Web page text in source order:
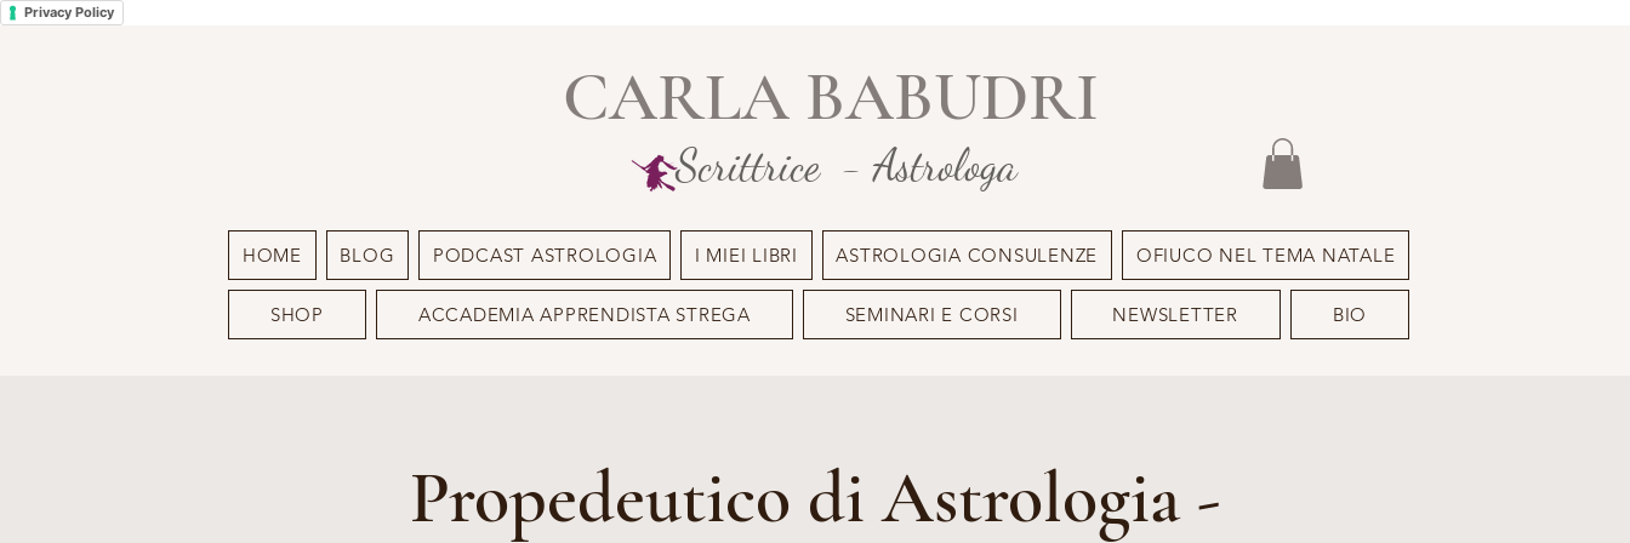
Privacy Policy
CARLA BABUDRI
Scrittrice - Astrologa
HOME BLOG PODCAST ASTROLOGIA I MIEI LIBRI ASTROLOGIA CONSULENZE OFIUCO NEL TEMA NATALE
SHOP ACCADEMIA APPRENDISTA STREGA SEMINARI E CORSI NEWSLETTER BIO
Propedeutico di Astrologia -